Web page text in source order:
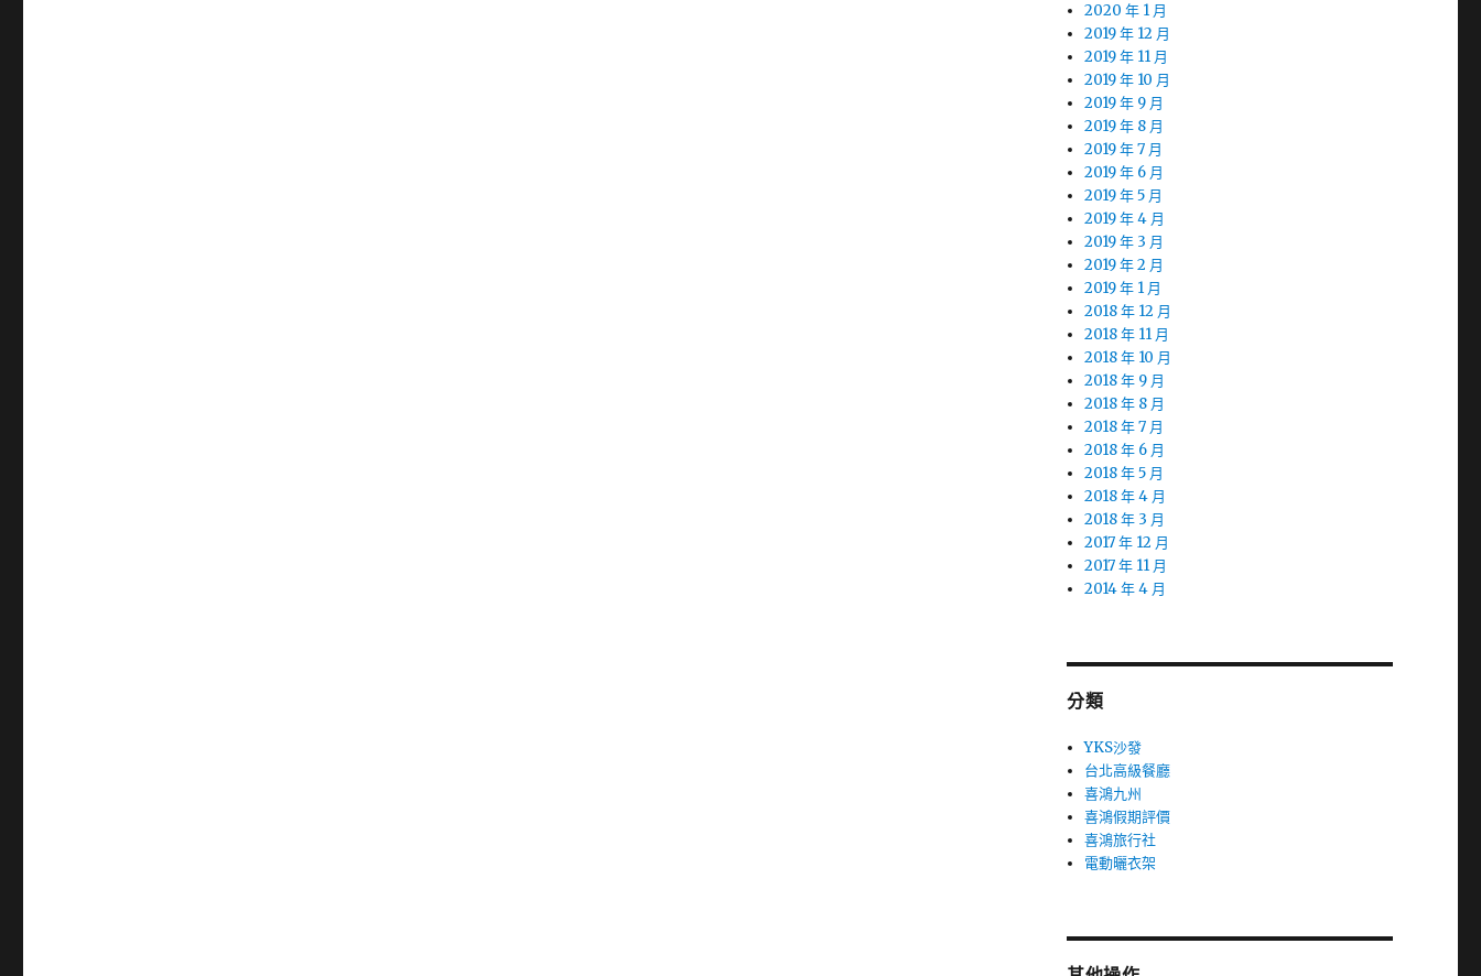
2020 年 1 月
2019 年 12 月
2019 年 11 月
2019 年 10 月
2019 年 9 月
2019 年 8 月
2019 年 7 月
2019 年 6 月
2019 年 5 月
2019 年 4 月
2019 年 3 月
2019 年 2 月
2019 年 1 月
2018 年 12 月
2018 年 11 月
2018 年 10 月
2018 年 9 月
2018 年 8 月
2018 年 7 月
2018 年 6 月
2018 年 5 月
2018 年 4 月
2018 年 3 月
2017 年 12 月
2017 年 11 月
2014 年 4 月
分類
YKS沙發
台北高級餐廳
喜鴻九州
喜鴻假期評價
喜鴻旅行社
電動曬衣架